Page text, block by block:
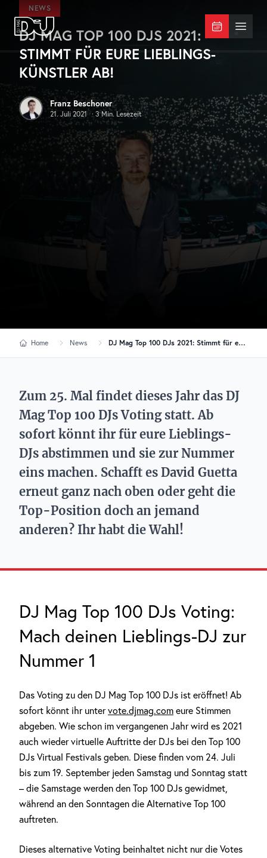
Zum Hauptinhalt springen
DJ Mag Germany Menü
NEWS
DJ MAG TOP 100 DJS 2021:
STIMMT FÜR EURE LIEBLINGS-
KÜNSTLER AB!
Franz Beschoner
21. Juli 2021 · 3Min. Lesezeit
Home News DJ Mag Top 100 DJs 2021: Stimmt für eure Lieblings-Künstler ab!
Zum 25. Mal findet dieses Jahr das DJ
Mag Top 100 DJs Voting statt. Ab
sofort könnt ihr für eure Lieblings-
DJs abstimmen und sie zur Nummer
eins machen. Schafft es David Guetta
erneut ganz nach oben oder geht die
Top-Position doch an jemand
anderen? Ihr habt die Wahl!
DJ Mag Top 100 DJs Voting:
Mach deinen Lieblings-DJ zur
Nummer 1
Das Voting zu den DJ Mag Top 100 DJs ist eröffnet! Ab
sofort könnt ihr untervote.djmag.com eure Stimmen
abgeben. Wie schon im vergangenen Jahr wird es 2021
auch wieder virtuelle Auftritte der DJs bei den Top 100
DJs Virtual Festivals geben. Diese finden vom 24. Juli
bis zum 19. September jeden Samstag und Sonntag statt
– die Samstage werden den Top 100 DJs gewidmet,
während an den Sonntagen die Alternative Top 100
auftreten.
Dieses alternative Voting beinhaltet nicht nur die Votes